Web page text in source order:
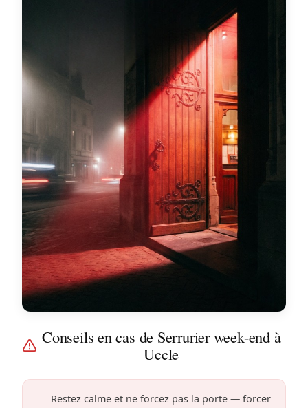
Conseils en cas de Serrurier week-end à
Uccle
Restez calme et ne forcez pas la porte — forcer